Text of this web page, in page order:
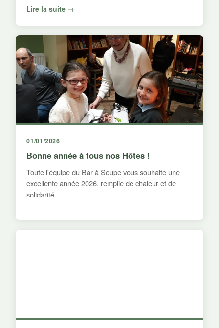
Lire la suite →
01/01/2026
Bonne année à tous nos Hôtes !
Toute l'équipe du Bar à Soupe vous souhaite une
excellente année 2026, remplie de chaleur et de
solidarité.